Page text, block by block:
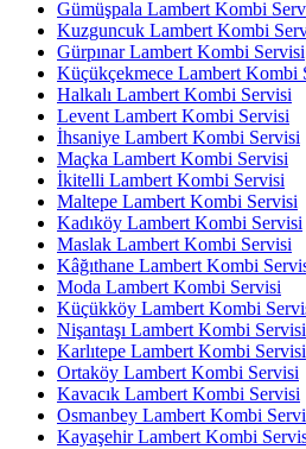
Gümüşpala Lambert Kombi
Kuzguncuk Lambert Kombi
Gürpınar Lambert Kombi Servisi
Küçükçekmece Lambert Kombi
Halkalı Lambert Kombi Servisi
Levent Lambert Kombi Servisi
İhsaniye Lambert Kombi Servisi
Maçka Lambert Kombi Servisi
İkitelli Lambert Kombi Servisi
Maltepe Lambert Kombi Servisi
Kadıköy Lambert Kombi Servisi
Maslak Lambert Kombi Servisi
Kâğıthane Lambert Kombi
Moda Lambert Kombi Servisi
Küçükköy Lambert Kombi
Nişantaşı Lambert Kombi Servisi
Karlıtepe Lambert Kombi Servisi
Ortaköy Lambert Kombi Servisi
Kavacık Lambert Kombi Servisi
Osmanbey Lambert Kombi
Kayaşehir Lambert Kombi